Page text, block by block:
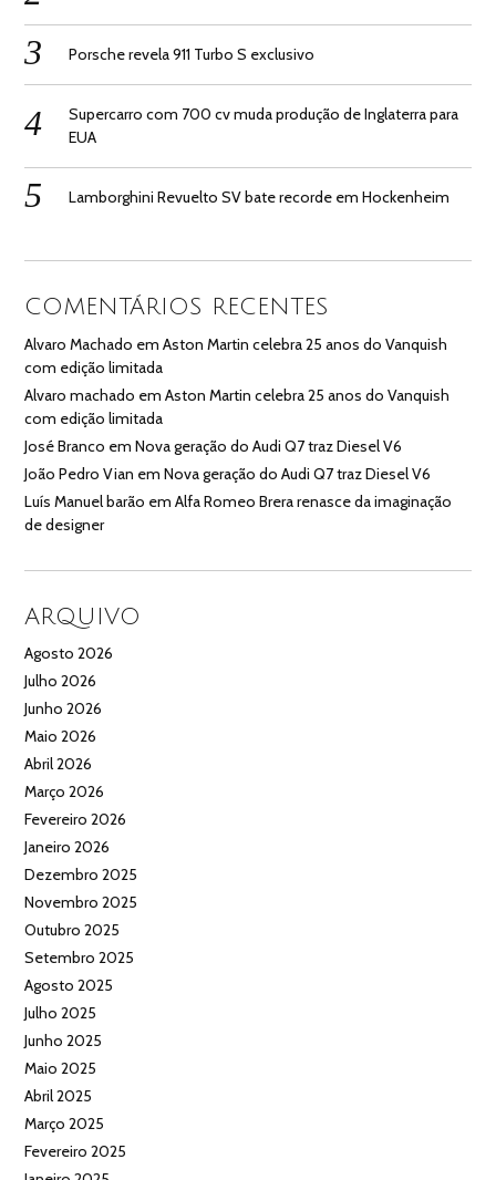
Porsche revela 911 Turbo S exclusivo
Supercarro com 700 cv muda produção de Inglaterra para
EUA
Lamborghini Revuelto SV bate recorde em Hockenheim
COMENTÁRIOS RECENTES
Alvaro Machado emAston Martin celebra 25 anos do Vanquish
com edição limitada
Alvaro machado emAston Martin celebra 25 anos do Vanquish
com edição limitada
José Branco emNova geração do Audi Q7 traz Diesel V6
João Pedro Vian emNova geração do Audi Q7 traz Diesel V6
Luís Manuel barão emAlfa Romeo Brera renasce da imaginação
de designer
ARQUIVO
Agosto 2026
Julho 2026
Junho 2026
Maio 2026
Abril 2026
Março 2026
Fevereiro 2026
Janeiro 2026
Dezembro 2025
Novembro 2025
Outubro 2025
Setembro 2025
Agosto 2025
Julho 2025
Junho 2025
Maio 2025
Abril 2025
Março 2025
Fevereiro 2025